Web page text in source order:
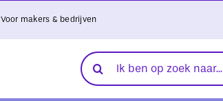
Voor makers & bedrijven
Zoeken
naar: